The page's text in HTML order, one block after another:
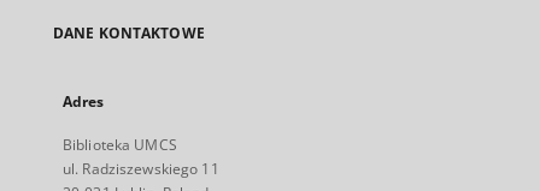
DANE KONTAKTOWE
Adres
Biblioteka UMCS
ul. Radziszewskiego 11